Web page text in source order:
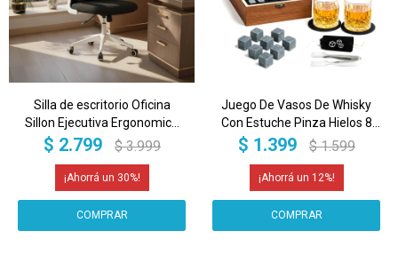
Silla de escritorio Oficina
Sillon Ejecutiva Ergonomica
Apoyabrazos Regulables
$ 2.799 $ 3.999
30
Juego De Vasos De Whisky
Con Estuche Pinza Hielos 8
Rocas IMBACK Color Negro
$ 1.399 $ 1.599
12